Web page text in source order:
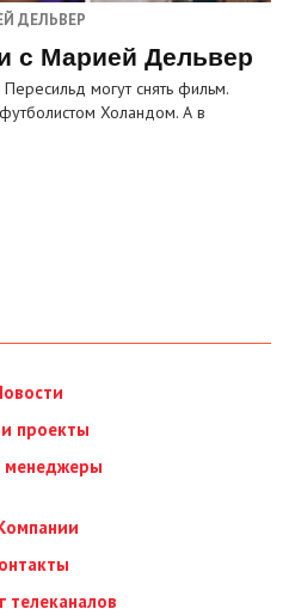
ДЕЛЬВЕР
с Марией Дельвер
могут снять фильм.
Холандом. А в
проекты
телеканалов